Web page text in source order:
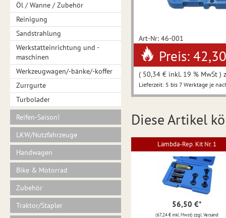
Öl / Wanne / Zubehör
Reinigung
Sandstrahlung
Werkstatteinrichtung und -
maschinen
Werkzeugwagen/-bänke/-koffer
Zurrgurte
Turbolader
Reifen-Saison!
LKW/Nutzfahrzeuge
Handwagen
Bike & Motorrad
Zubehör
Traktor/Stapler
Art-Nr: 46-001
Preis:
( 50,34 € inkl. 19 % MwSt )
Lieferzeit: 5 bis 7 Werktage je
Diese Artikel
Lambda-Rep. Kit Nr. 1
56,50 €*
(67,24 € inkl. Mwst) zzgl. Versand